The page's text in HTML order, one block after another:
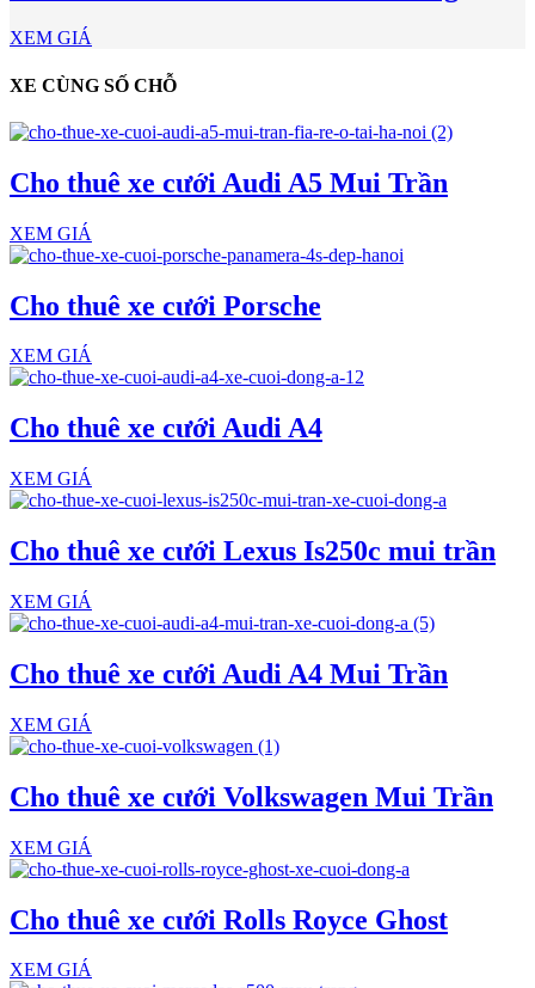
XEM GIÁ
XE CÙNG SỐ CHỖ
Cho thuê xe cưới Audi A5 Mui Trần
XEM GIÁ
Cho thuê xe cưới Porsche
XEM GIÁ
Cho thuê xe cưới Audi A4
XEM GIÁ
Cho thuê xe cưới Lexus Is250c mui trần
XEM GIÁ
Cho thuê xe cưới Audi A4 Mui Trần
XEM GIÁ
Cho thuê xe cưới Volkswagen Mui Trần
XEM GIÁ
Cho thuê xe cưới Rolls Royce Ghost
XEM GIÁ